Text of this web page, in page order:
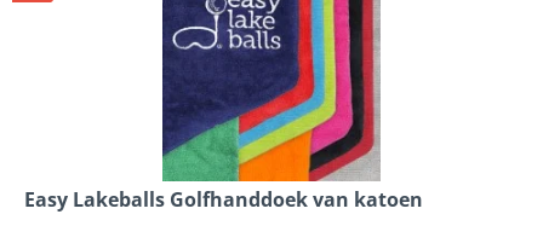
Easy Lakeballs Golfhanddoek van katoen